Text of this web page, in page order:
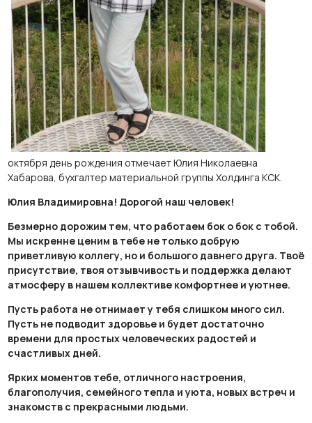
октября день рождения отмечает Юлия Николаевна
Хабарова, бухгалтер материальной группы Холдинга КСК.
Юлия Владимировна! Дорогой наш человек!
Безмерно дорожим тем, что работаем бок о бок с тобой.
Мы искренне ценим в тебе не только добрую
приветливую коллегу, но и большого давнего друга. Твоё
присутствие, твоя отзывчивость и поддержка делают
атмосферу в нашем коллективе комфортнее и уютнее.
Пусть работа не отнимает у тебя слишком много сил.
Пусть не подводит здоровье и будет достаточно
времени для простых человеческих радостей и
счастливых дней.
Ярких моментов тебе, отличного настроения,
благополучия, семейного тепла и уюта, новых встреч и
знакомств с прекрасными людьми.